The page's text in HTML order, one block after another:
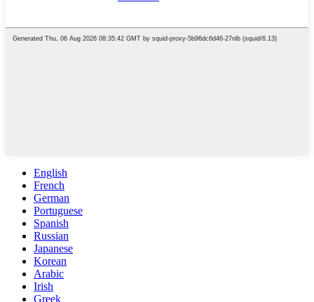
English
French
German
Portuguese
Spanish
Russian
Japanese
Korean
Arabic
Irish
Greek